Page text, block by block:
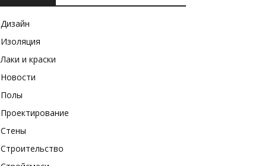
Дизайн
Изоляция
Лаки и краски
Новости
Полы
Проектирование
Стены
Строительство